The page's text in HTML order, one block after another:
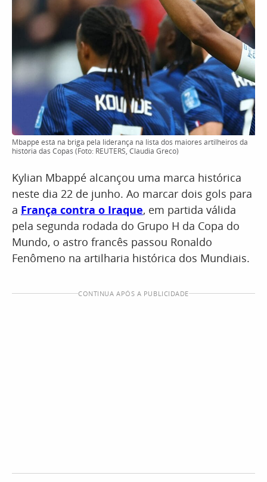
Mbappé está na briga pela liderança na lista dos maiores artilheiros da
história das Copas (Foto: REUTERS, Claudia Greco)
Kylian Mbappé alcançou uma marca histórica
neste dia 22 de junho. Ao marcar dois gols para
a França contra o Iraque, em partida válida
pela segunda rodada do Grupo H da Copa do
Mundo, o astro francês passou Ronaldo
Fenômeno na artilharia histórica dos Mundiais.
CONTINUA APÓS A PUBLICIDADE